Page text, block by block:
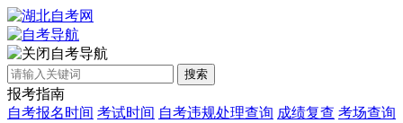
自考导航
搜索
报考指南
自考报名时间 考试时间 自考违规处理查询 成绩复查 考场查询